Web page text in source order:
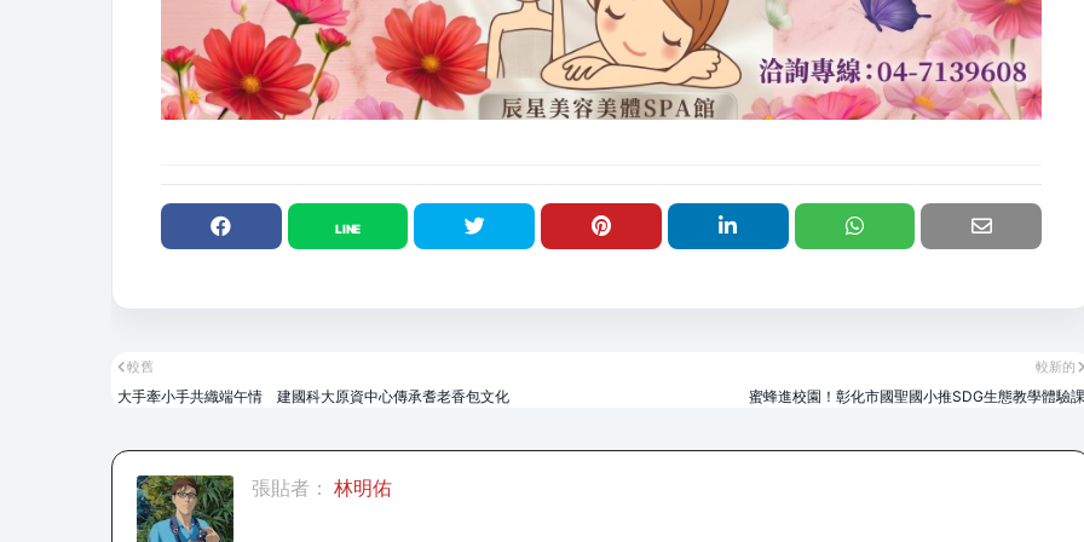
較新的
蜜蜂進校園！彰化市國聖國小推SDG生態教學體驗課
較舊
大手牽小手共織端午情 建國科大原資中心傳承耆老香包文化
張貼者： 林明佑